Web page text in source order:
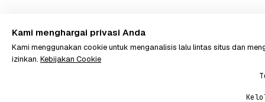
Kami menghargai privasi Anda
Kami menggunakan cookie untuk menganalisis lalu lintas situs dan
izinkan. Kebijakan Cookie